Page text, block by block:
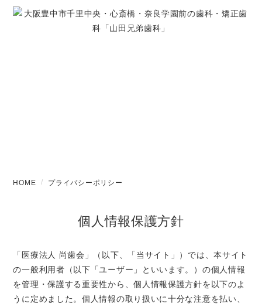
HOME プライバシーポリシー
個人情報保護方針
「医療法人 尚歯会」（以下、「当サイト」）では、本サイト
の一般利用者（以下「ユーザー」といいます。）の個人情報
を管理・保護する重要性から、個人情報保護方針を以下のよ
うに定めました。個人情報の取り扱いに十分な注意を払い、